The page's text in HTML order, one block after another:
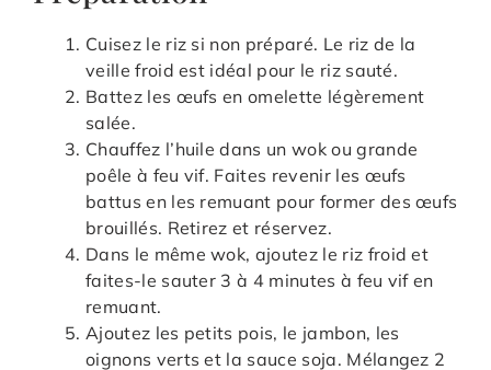
Cuisez le riz si non préparé. Le riz de la
veille froid est idéal pour le riz sauté.
Battez les œufs en omelette légèrement
salée.
Chauffez l’huile dans un wok ou grande
poêle à feu vif. Faites revenir les œufs
battus en les remuant pour former des œufs
brouillés. Retirez et réservez.
Dans le même wok, ajoutez le riz froid et
faites-le sauter 3 à 4 minutes à feu vif en
remuant.
Ajoutez les petits pois, le jambon, les
oignons verts et la sauce soja. Mélangez 2